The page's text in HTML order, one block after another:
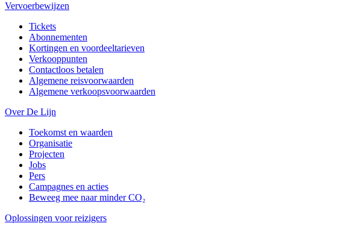
Vervoerbewijzen
Tickets
Abonnementen
Kortingen en voordeeltarieven
Verkooppunten
Contactloos betalen
Algemene reisvoorwaarden
Algemene verkoopsvoorwaarden
Over De Lijn
Toekomst en waarden
Organisatie
Projecten
Jobs
Pers
Campagnes en acties
Beweeg mee naar minder CO₂
Oplossingen voor reizigers